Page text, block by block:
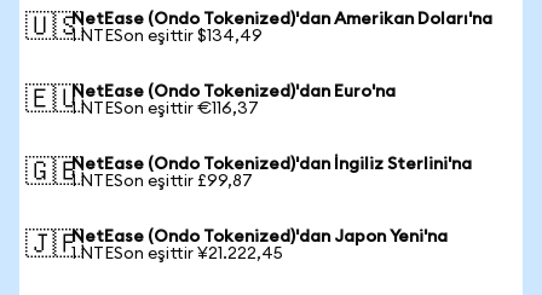
🇺🇸NetEase (Ondo Tokenized)'dan Amerikan Doları'na
1 NTESon eşittir $134,49
🇪🇺NetEase (Ondo Tokenized)'dan Euro'na
1 NTESon eşittir €116,37
🇬🇧NetEase (Ondo Tokenized)'dan İngiliz Sterlini'na
1 NTESon eşittir £99,87
🇯🇵NetEase (Ondo Tokenized)'dan Japon Yeni'na
1 NTESon eşittir ¥21.222,45